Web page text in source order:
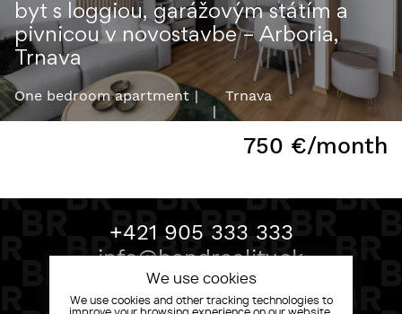
byt s loggiou, garážovým státím a
pivnicou v novostavbe – Arboria,
Trnava
One bedroom apartment Trnava
750 €/month
+421 905 333 333
info@bondreality.sk
We use cookies
We use cookies and other tracking technologies to